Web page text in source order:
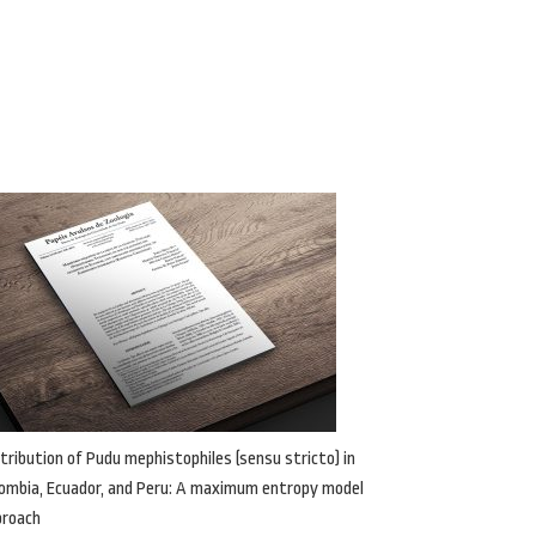
of Pudu mephistophiles (sensu stricto) in
Ecuador, and Peru: A maximum entropy model